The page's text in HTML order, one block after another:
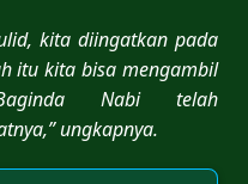
kita diingatkan pada
itu kita bisa mengambil
Nabi telah
ungkapnya.